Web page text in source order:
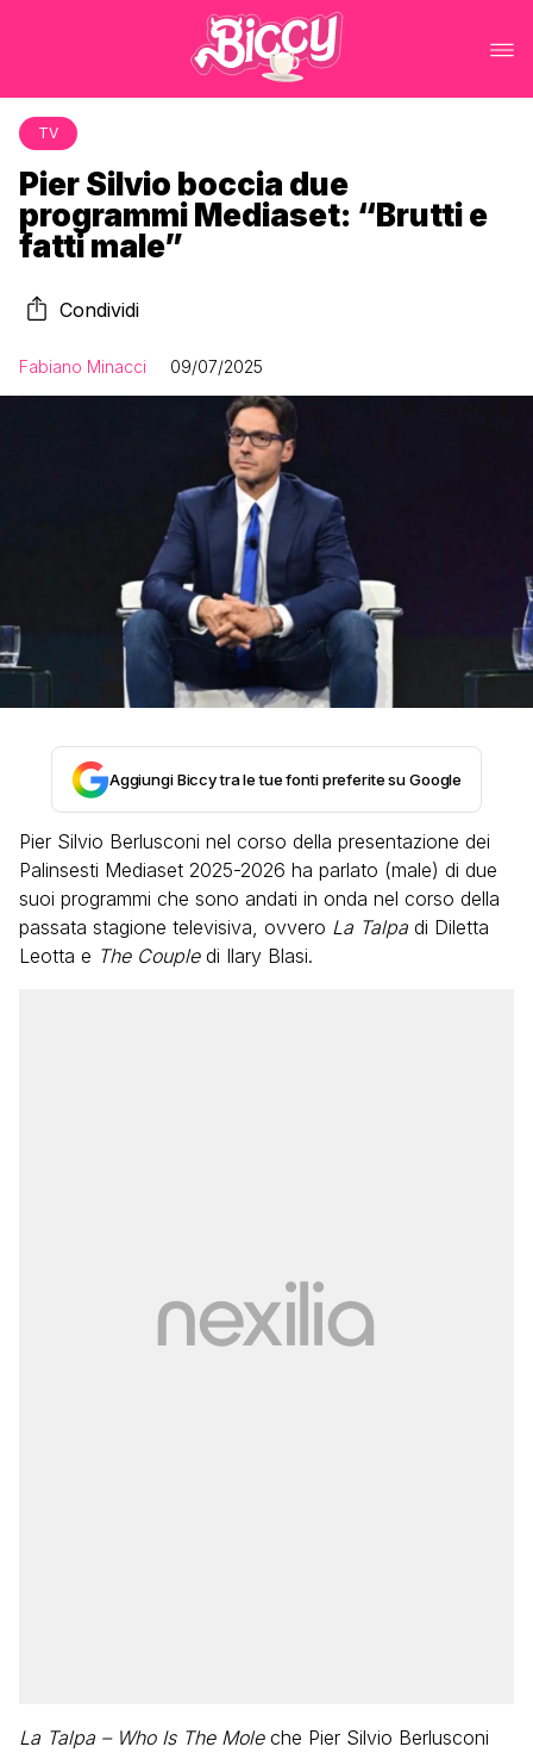
TV
Pier Silvio boccia due
programmi Mediaset: “Brutti e
fatti male”
Condividi
Fabiano Minacci 09/07/2025
Aggiungi Biccy tra le tue fonti preferite su Google
Pier Silvio Berlusconi nel corso della presentazione dei
Palinsesti Mediaset 2025-2026 ha parlato (male) di due
suoi programmi che sono andati in onda nel corso della
passata stagione televisiva, ovvero La Talpa di Diletta
Leotta e The Coupledi Ilary Blasi.
La Talpa – Who Is The Moleche Pier Silvio Berlusconi